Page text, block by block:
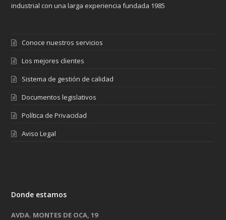
industrial con una larga experiencia fundada 1985
Conoce nuestros servicios
Los mejores clientes
Sistema de gestión de calidad
Documentos legislativos
Política de Privacidad
Aviso Legal
Donde estamos
AVDA. MONTES DE OCA, 19